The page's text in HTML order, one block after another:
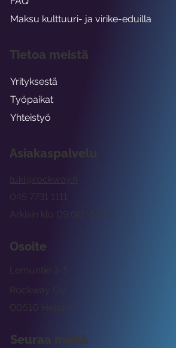
Asiakaspalvelu
tuki@rockway.fi
Arkisin klo 09:00 -15:00
045 7731 1111
Osoite
Rockway Oy
Lemuntie 3-5
00510 Helsinki
Seuraa meitä
Maksu kulttuuri- ja virike-eduilla
Tietoa meistä
Yrityksestä
Työpaikat
Yhteistyö